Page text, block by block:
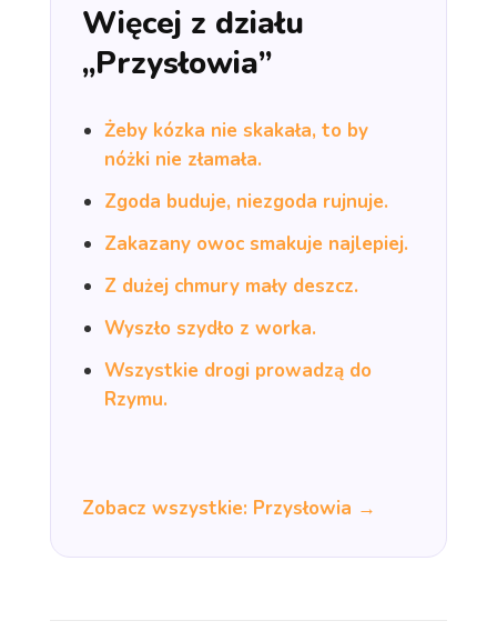
Więcej z działu
„Przysłowia”
Żeby kózka nie skakała, to by
nóżki nie złamała.
Zgoda buduje, niezgoda rujnuje.
Zakazany owoc smakuje najlepiej.
Z dużej chmury mały deszcz.
Wyszło szydło z worka.
Wszystkie drogi prowadzą do
Rzymu.
Zobacz wszystkie: Przysłowia →